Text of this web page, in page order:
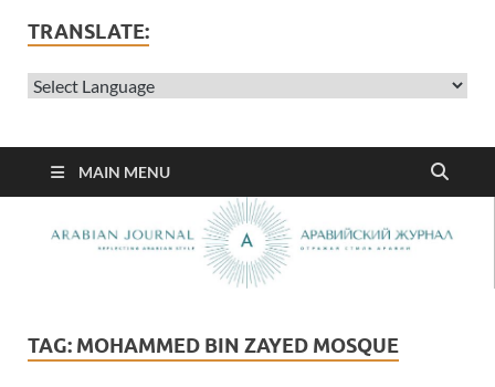
TRANSLATE:
MAIN MENU
TAG: MOHAMMED BIN ZAYED MOSQUE